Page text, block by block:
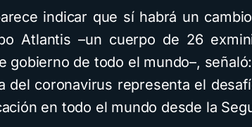
indicar que sí habrá un
Atlantis –un cuerpo de 26
gobierno de todo el mundo–,
del coronavirus representa el
en todo el mundo desde la